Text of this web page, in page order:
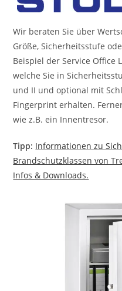
Wir beraten Sie über
Größe, Sicherheitsstufe
Beispiel der Service Office
welche Sie in
und II und optional mit
Fingerprint erhalten.
wie z.B. ein Innentresor.
Tipp: Informationen zu
Brandschutzklassen von
Infos & Downloads.